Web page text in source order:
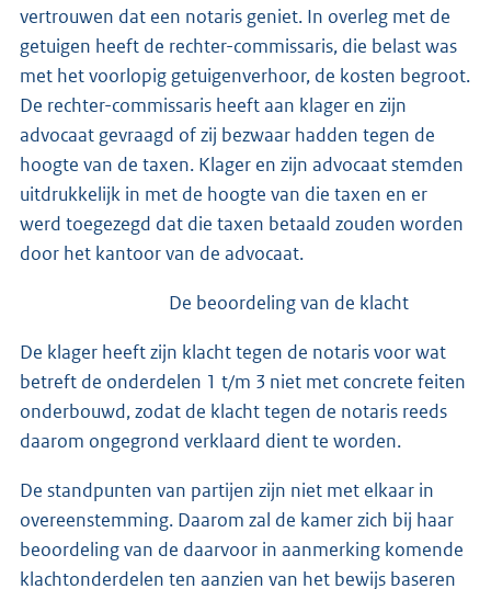
vertrouwen dat een notaris geniet. In overleg met de
getuigen heeft de rechter-commissaris, die belast was
met het voorlopig getuigenverhoor, de kosten begroot.
De rechter-commissaris heeft aan klager en zijn
advocaat gevraagd of zij bezwaar hadden tegen de
hoogte van de taxen. Klager en zijn advocaat stemden
uitdrukkelijk in met de hoogte van die taxen en er
werd toegezegd dat die taxen betaald zouden worden
door het kantoor van de advocaat.
De beoordeling van de klacht
De klager heeft zijn klacht tegen de notaris voor wat
betreft de onderdelen 1 t/m 3 niet met concrete feiten
onderbouwd, zodat de klacht tegen de notaris reeds
daarom ongegrond verklaard dient te worden.
De standpunten van partijen zijn niet met elkaar in
overeenstemming. Daarom zal de kamer zich bij haar
beoordeling van de daarvoor in aanmerking komende
klachtonderdelen ten aanzien van het bewijs baseren